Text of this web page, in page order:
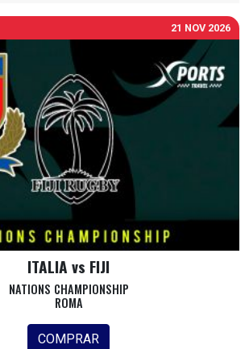
21 NOV 2026
ITALIA vs FIJI
NATIONS CHAMPIONSHIP
ROMA
COMPRAR